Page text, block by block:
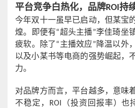
平台竞争白热化，品牌ROI持
今年双十一虽早已启动，但某宝
煌。即便有“超头主播”李佳琦坐
疲软。除了“主播效应”降温以外
以及小某书等电商的强势崛起，
力。
对品牌方而言，平台越多，意味
不稳定，
ROI（投资回报率）也